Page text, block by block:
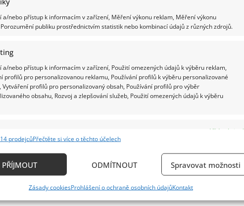
a/nebo přístup k informacím v zařízení, Měření výkonu reklam, Měření výkonu
publiku prostřednictvím statistik nebo kombinací údajů z různých zdrojů.
a/nebo přístup k informacím v zařízení, Použití omezených údajů k výběru reklam,
profilů pro personalizovanou reklamu, Používání profilů k výběru personalizované
Vytváření profilů pro personalizovaný obsah, Používání profilů pro výběr
obsahu, Rozvoj a zlepšování služeb, Použití omezených údajů k výběru
Vždy aktivní
zařízení na základě automaticky přenášených informací.
aktivně vyžádaných informací.
prodejcůPřečtěte si více o těchto účelech
PŘÍJMOUT ODMÍTNOUT Spravovat možnosti
Zásady cookiesProhlášení o ochraně osobních údajůKontakt